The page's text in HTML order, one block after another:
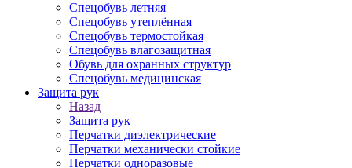
Спецобувь летняя
Спецобувь утеплённая
Спецобувь термостойкая
Спецобувь влагозащитная
Обувь для охранных структур
Спецобувь медицинская
Защита рук
Назад
Защита рук
Перчатки диэлектрические
Перчатки механически стойкие
Перчатки одноразовые